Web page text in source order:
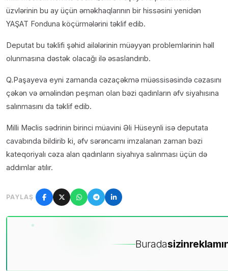
üzvlərinin bu ay üçün əməkhaqlarının bir hissəsini yenidən
YAŞAT Fonduna köçürmələrini təklif edib.
Deputat bu təklifi şəhid ailələrinin müəyyən problemlərinin həll
olunmasına dəstək olacağı ilə əsaslandırıb.
Q.Paşayeva eyni zamanda cəzaçəkmə müəssisəsində cəzasını
çəkən və əməlindən peşman olan bəzi qadınların əfv siyahısına
salınmasını da təklif edib.
Milli Məclis sədrinin birinci müavini Əli Hüseynli isə deputata
cavabında bildirib ki, əfv sərəncamı imzalanan zaman bəzi
kateqoriyalı cəza alan qadınların siyahıya salınması üçün də
addımlar atılır.
PAYLAŞ
Buradasizin